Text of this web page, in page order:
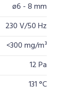
ø6 - 8 mm
230 V/50 Hz
<300 mg/m³
12 Pa
131 °C